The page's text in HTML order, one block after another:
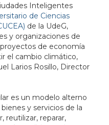
Inteligentes
de Ciencias
de la UdeG,
y organizaciones de
de economía
el cambio climático,
Larios Rosillo, Director
es un modelo alterno
y servicios de la
reutilizar, reparar,